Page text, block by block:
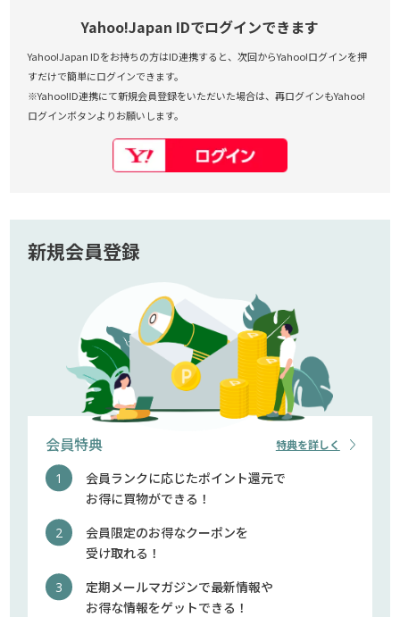
Yahoo!Japan IDでログインできます
Yahoo!Japan IDをお持ちの方はID連携すると、次回からYahoo!ログインを押
すだけで簡単にログインできます。
※Yahoo!ID連携にて新規会員登録をいただいた場合は、再ログインもYahoo!
ログインボタンよりお願いします。
新規会員登録
会員特典
会員ランクに応じたポイント還元で
お得に買物ができる！
会員限定のお得なクーポンを
受け取れる！
定期メールマガジンで最新情報や
お得な情報をゲットできる！
特典を詳しく